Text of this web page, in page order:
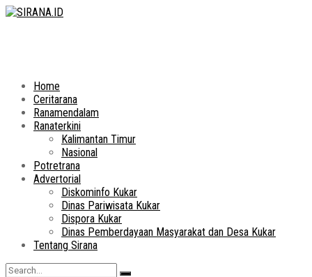
Home
Ceritarana
Ranamendalam
Ranaterkini
Kalimantan Timur
Nasional
Potretrana
Advertorial
Diskominfo Kukar
Dinas Pariwisata Kukar
Dispora Kukar
Dinas Pemberdayaan Masyarakat dan Desa Kukar
Tentang Sirana